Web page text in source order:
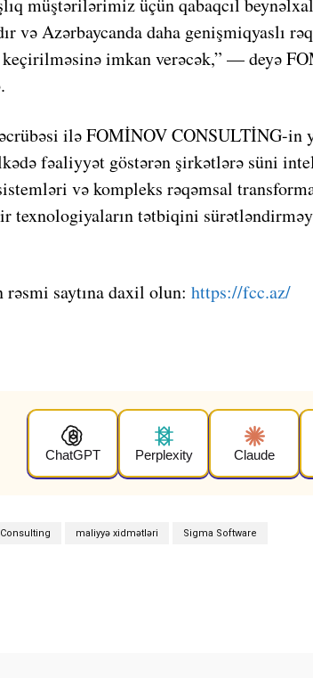
və Azərbaycanda daha genişmiqyaslı
imkan verəcək,” — deyə
ilə FOMİNOV CONSULTİNG-in
fəaliyyət göstərən şirkətlərə süni
və kompleks rəqəmsal
texnologiyaların tətbiqini
saytına daxil olun: https://fcc.az/
ChatGPT Perplexity Claude
maliyyə xidmətləri Sigma Software